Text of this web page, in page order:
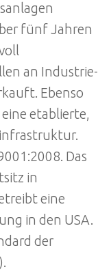
fünf Jahren
an Industrie-
Ebenso
etablierte,
Das
in
eine
in den USA.
der